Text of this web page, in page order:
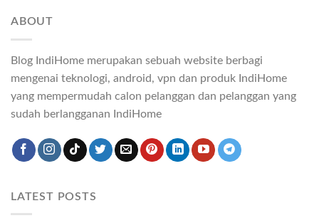
ABOUT
Blog IndiHome merupakan sebuah website berbagi
mengenai teknologi, android, vpn dan produk IndiHome
yang mempermudah calon pelanggan dan pelanggan yang
sudah berlangganan IndiHome
LATEST POSTS